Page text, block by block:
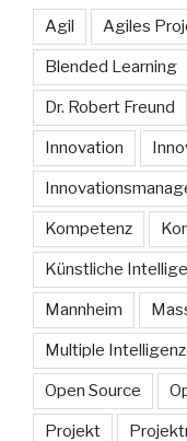
Agil Agiles
Blended Learning
Dr. Robert Freund
Innovation
Kompetenz
Künstliche
Mannheim
Multiple
Open Source
Projekt